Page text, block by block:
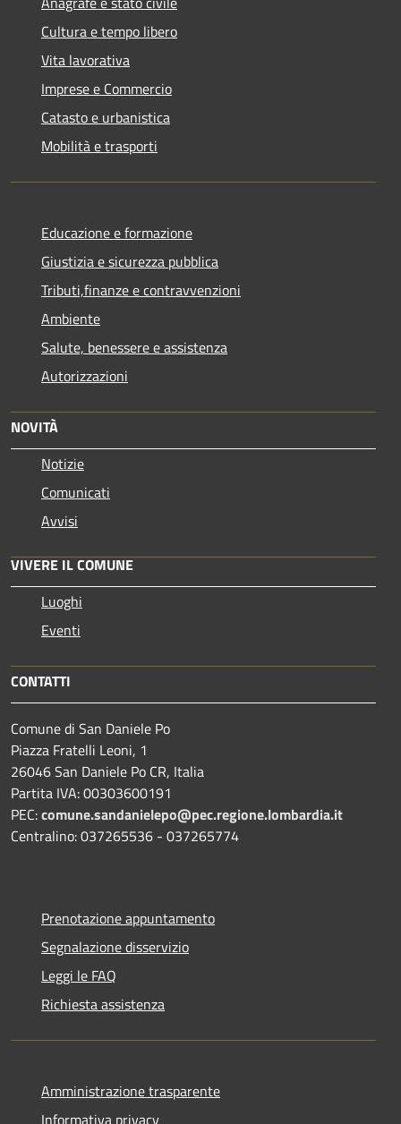
Cultura e tempo libero
Vita lavorativa
Imprese e Commercio
Catasto e urbanistica
Mobilità e trasporti
Educazione e formazione
Giustizia e sicurezza pubblica
Tributi,finanze e contravvenzioni
Ambiente
Salute, benessere e assistenza
Autorizzazioni
NOVITÀ
Notizie
Comunicati
Avvisi
VIVERE IL COMUNE
Luoghi
Eventi
CONTATTI
Comune di San Daniele Po
Piazza Fratelli Leoni, 1
26046 San Daniele Po CR, Italia
Partita IVA: 00303600191
PEC:comune.sandanielepo@pec.regione.lombardia.it
Centralino: 037265536 - 037265774
Prenotazione appuntamento
Segnalazione disservizio
Leggi le FAQ
Richiesta assistenza
Amministrazione trasparente
Informativa privacy